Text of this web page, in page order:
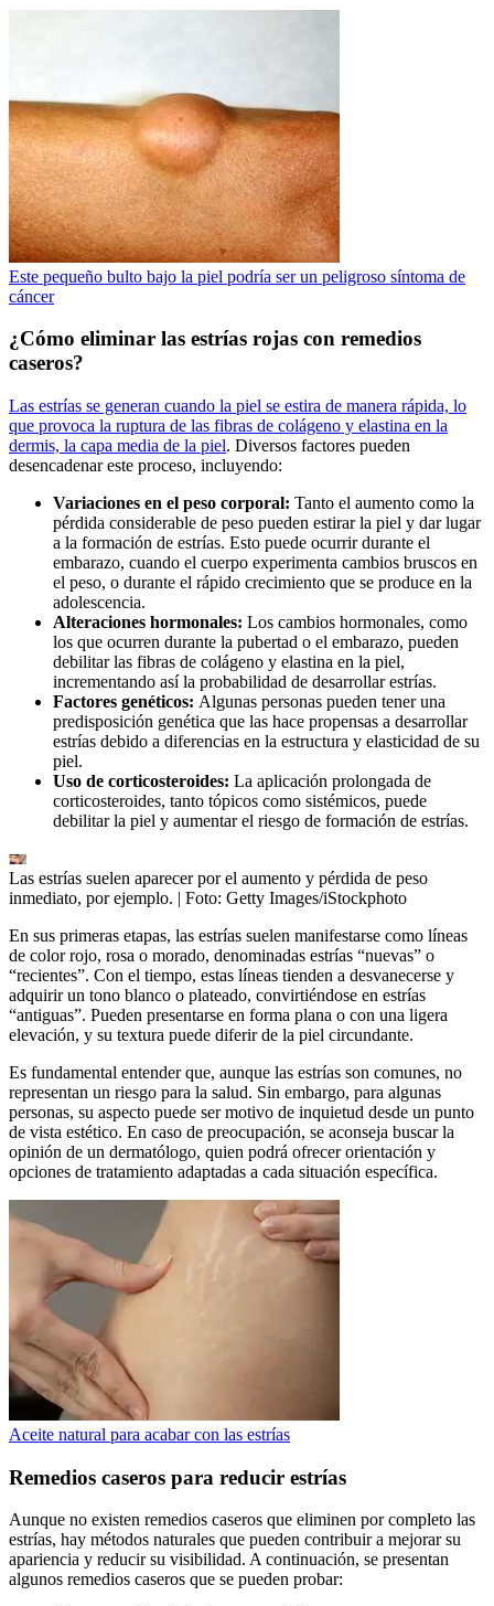
Este pequeño bulto bajo la piel podría ser un peligroso síntoma de
cáncer
¿Cómo eliminar las estrías rojas con remedios
caseros?
Las estrías se generan cuando la piel se estira de manera rápida, lo
que provoca la ruptura de las fibras de colágeno y elastina en la
dermis, la capa media de la piel. Diversos factores pueden
desencadenar este proceso, incluyendo:
Variaciones en el peso corporal: Tanto el aumento como la
pérdida considerable de peso pueden estirar la piel y dar lugar
a la formación de estrías. Esto puede ocurrir durante el
embarazo, cuando el cuerpo experimenta cambios bruscos en
el peso, o durante el rápido crecimiento que se produce en la
adolescencia.
Alteraciones hormonales: Los cambios hormonales, como
los que ocurren durante la pubertad o el embarazo, pueden
debilitar las fibras de colágeno y elastina en la piel,
incrementando así la probabilidad de desarrollar estrías.
Factores genéticos: Algunas personas pueden tener una
predisposición genética que las hace propensas a desarrollar
estrías debido a diferencias en la estructura y elasticidad de su
piel.
Uso de corticosteroides: La aplicación prolongada de
corticosteroides, tanto tópicos como sistémicos, puede
debilitar la piel y aumentar el riesgo de formación de estrías.
Las estrías suelen aparecer por el aumento y pérdida de peso
inmediato, por ejemplo. | Foto: Getty Images/iStockphoto
En sus primeras etapas, las estrías suelen manifestarse como líneas
de color rojo, rosa o morado, denominadas estrías “nuevas” o
“recientes”. Con el tiempo, estas líneas tienden a desvanecerse y
adquirir un tono blanco o plateado, convirtiéndose en estrías
“antiguas”. Pueden presentarse en forma plana o con una ligera
elevación, y su textura puede diferir de la piel circundante.
Es fundamental entender que, aunque las estrías son comunes, no
representan un riesgo para la salud. Sin embargo, para algunas
personas, su aspecto puede ser motivo de inquietud desde un punto
de vista estético. En caso de preocupación, se aconseja buscar la
opinión de un dermatólogo, quien podrá ofrecer orientación y
opciones de tratamiento adaptadas a cada situación específica.
Aceite natural para acabar con las estrías
Remedios caseros para reducir estrías
Aunque no existen remedios caseros que eliminen por completo las
estrías, hay métodos naturales que pueden contribuir a mejorar su
apariencia y reducir su visibilidad. A continuación, se presentan
algunos remedios caseros que se pueden probar: